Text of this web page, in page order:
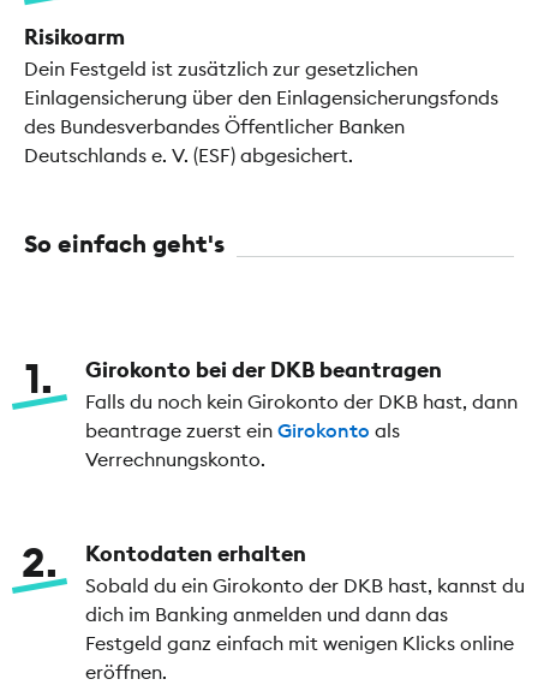
Risikoarm
Dein Festgeld ist zusätzlich zur gesetzlichen
Einlagensicherung über den Einlagensicherungsfonds
des Bundesverbandes Öffentlicher Banken
Deutschlands e. V. (ESF) abgesichert.
So einfach geht's
1 Girokonto bei der DKB beantragen
Falls du noch kein Girokonto der DKB hast, dann
beantrage zuerst ein Girokonto als
Verrechnungskonto.
2 Kontodaten erhalten
Sobald du ein Girokonto der DKB hast, kannst du
dich im Banking anmelden und dann das
Festgeld ganz einfach mit wenigen Klicks online
eröffnen.